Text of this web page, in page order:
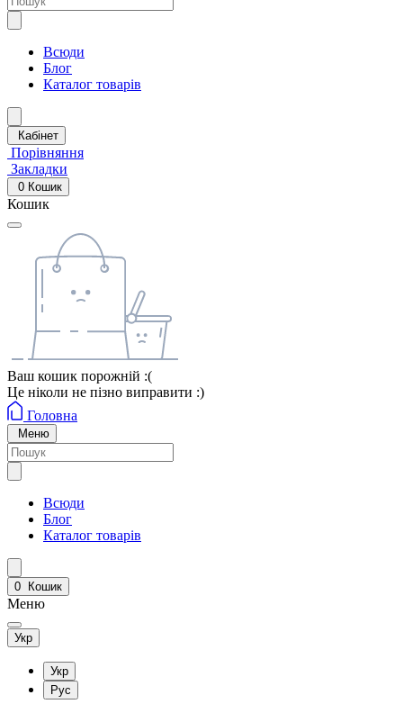
Всюди
Блог
Каталог товарів
Кабінет
Порівняння
Закладки
0 Кошик
Кошик
Ваш кошик порожній :(
Це ніколи не пізно виправити :)
Головна
Меню
Всюди
Блог
Каталог товарів
0 Кошик
Меню
Укр
Укр
Рус